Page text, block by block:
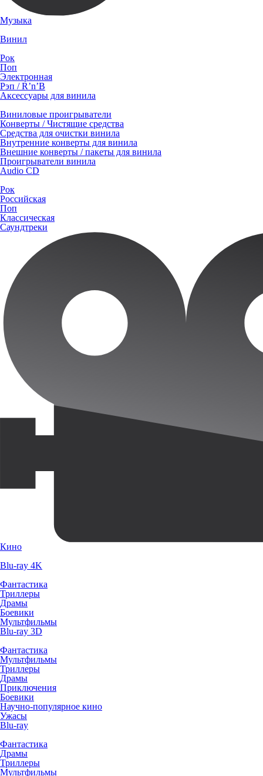
Музыка
Винил
Рок
Поп
Электронная
Рэп / R’n’B
Аксессуары для винила
Виниловые проигрыватели
Конверты / Чистящие средства
Средства для очистки винила
Внутренние конверты для винила
Внешние конверты / пакеты для винила
Проигрыватели винила
Audio CD
Рок
Российская
Поп
Классическая
Саундтреки
Кино
Blu-ray 4K
Фантастика
Триллеры
Драмы
Боевики
Мультфильмы
Blu-ray 3D
Фантастика
Мультфильмы
Триллеры
Драмы
Приключения
Боевики
Научно-популярное кино
Ужасы
Blu-ray
Фантастика
Драмы
Триллеры
Мультфильмы